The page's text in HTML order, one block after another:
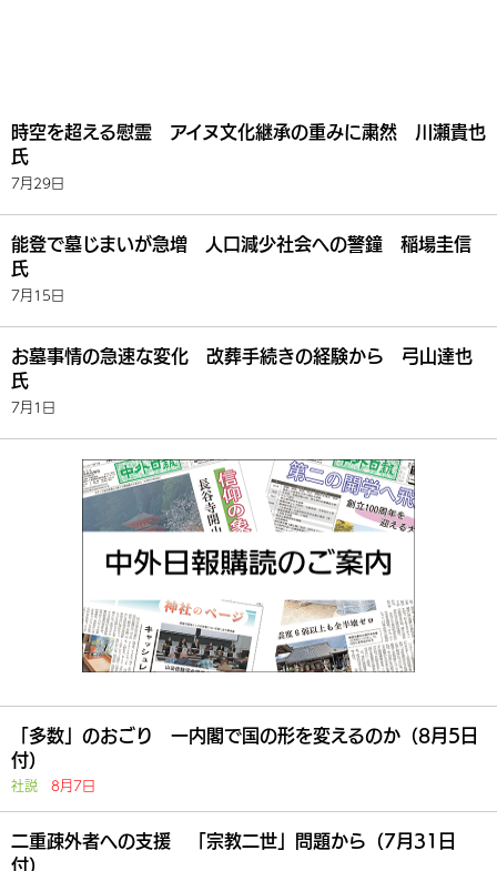
時空を超える慰霊 アイヌ文化継承の重みに粛然 川瀬貴也
氏
7月29日
能登で墓じまいが急増 人口減少社会への警鐘 稲場圭信
氏
7月15日
お墓事情の急速な変化 改葬手続きの経験から 弓山達也
氏
7月1日
「多数」のおごり 一内閣で国の形を変えるのか（8月5日
付）
社説 8月7日
二重疎外者への支援 「宗教二世」問題から（7月31日
付）